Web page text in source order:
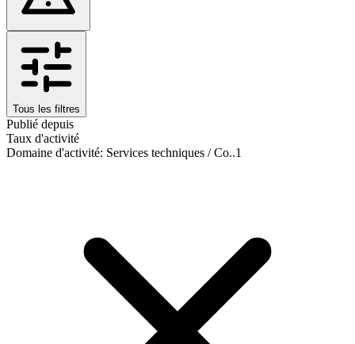
Tous les filtres
Publié depuis
Taux d'activité
Domaine d'activité: Services techniques / Co..1